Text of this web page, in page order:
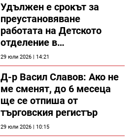
Удължен е срокът за
преустановяване
работата на Детското
отделение в
силистренската болница
29 юли 2026 | 14:21
Д-р Васил Славов: Ако не
ме сменят, до 6 месеца
ще се отпиша от
търговския регистър
29 юли 2026 | 10:15